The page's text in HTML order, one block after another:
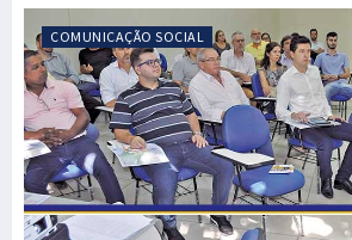
COMUNICAÇÃO SOCIAL